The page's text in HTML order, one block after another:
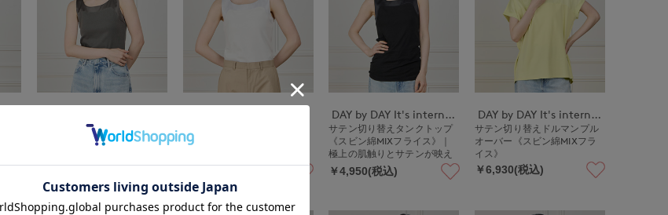
サテン切り替えタンクトップ
《スビン綿MIXフライス》｜
る上品インナー
《スビン綿MIXフライス》｜
る上品インナー
DAY by DAY It's international
サテン切り替えタンクトップ
《スビン綿MIXフライス》｜
極上の肌触りとサテンが映え
る上品インナー
￥4,950(税込)
DAY by DAY It's international
サテン切り替えドルマンプル
オーバー《スビン綿MIXフラ
イス》
￥6,930(税込)